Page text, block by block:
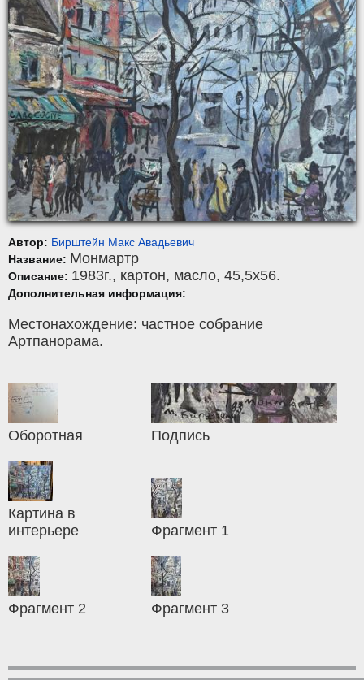
Автор: Бирштейн Макс Авадьевич
Название: Монмартр
Описание: 1983г., картон, масло, 45,5x56.
Дополнительная информация:
Местонахождение: частное собрание
Артпанорама.
Оборотная Подпись
Картина в
интерьере
Фрагмент 1
Фрагмент 2 Фрагмент 3